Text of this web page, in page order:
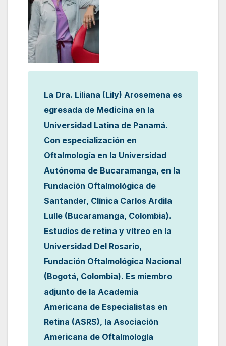
La Dra. Liliana (Lily) Arosemena es
egresada de Medicina en la
Universidad Latina de Panamá.
Con especialización en
Oftalmología en la Universidad
Autónoma de Bucaramanga, en la
Fundación Oftalmológica de
Santander, Clínica Carlos Ardila
Lulle (Bucaramanga, Colombia).
Estudios de retina y vítreo en la
Universidad Del Rosario,
Fundación Oftalmológica Nacional
(Bogotá, Colombia). Es miembro
adjunto de la Academia
Americana de Especialistas en
Retina (ASRS), la Asociación
Americana de Oftalmología